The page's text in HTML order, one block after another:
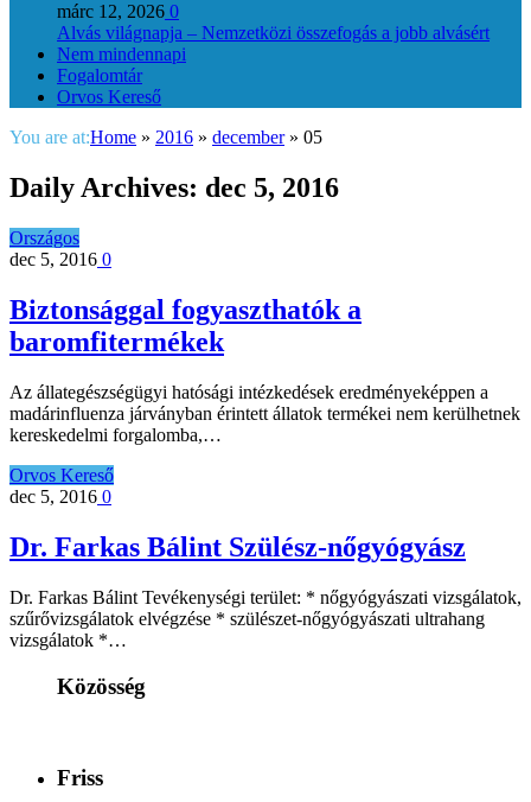
márc 12, 2026 0
Alvás világnapja – Nemzetközi összefogás a jobb alvásért
Nem mindennapi
Fogalomtár
Orvos Kereső
You are at:Home » 2016 » december » 05
Daily Archives: dec 5, 2016
Országos
dec 5, 2016 0
Biztonsággal fogyaszthatók a
baromfitermékek
Az állategészségügyi hatósági intézkedések eredményeképpen a
madárinfluenza járványban érintett állatok termékei nem kerülhetnek
kereskedelmi forgalomba,…
Orvos Kereső
dec 5, 2016 0
Dr. Farkas Bálint Szülész-nőgyógyász
Dr. Farkas Bálint Tevékenységi terület: * nőgyógyászati vizsgálatok,
szűrővizsgálatok elvégzése * szülészet-nőgyógyászati ultrahang
vizsgálatok *…
Közösség
Friss